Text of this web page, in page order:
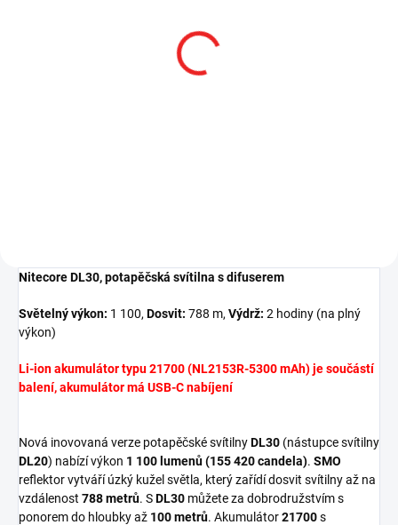
Nitecore DL30, potapěčská svítilna s difuserem
Světelný výkon: 1 100, Dosvit: 788 m, Výdrž: 2 hodiny (na plný
výkon)
Li-ion akumulátor typu 21700 (NL2153R-5300 mAh) je součástí
balení, akumulátor má USB-C nabíjení
Nová inovovaná verze potapěčské svítilnyDL30 (nástupce svítilny
DL20) nabízí výkon 1 100 lumenů (155 420 candela). SMO
reflektor vytváří úzký kužel světla, který zařídí dosvit svítilny až na
vzdálenost 788 metrů. SDL30 můžete za dobrodružstvím s
ponorem do hloubky až 100 metrů. Akumulátor21700s